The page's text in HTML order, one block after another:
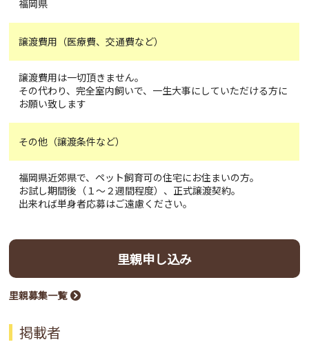
福岡県
譲渡費用（医療費、交通費など）
譲渡費用は一切頂きません。
その代わり、完全室内飼いで、一生大事にしていただける方に
お願い致します
その他（譲渡条件など）
福岡県近郊県で、ペット飼育可の住宅にお住まいの方。
お試し期間後（１～２週間程度）、正式譲渡契約。
出来れば単身者応募はご遠慮ください。
里親申し込み
里親募集一覧
掲載者